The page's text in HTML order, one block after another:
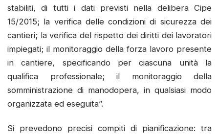
stabiliti, di tutti i dati previsti nella delibera Cipe
15/2015; la verifica delle condizioni di sicurezza dei
cantieri; la verifica del rispetto dei diritti dei lavoratori
impiegati; il monitoraggio della forza lavoro presente
in cantiere, specificando per ciascuna unità la
qualifica professionale; il monitoraggio della
somministrazione di manodopera, in qualsiasi modo
organizzata ed eseguita”.
Si prevedono precisi compiti di pianificazione: tra